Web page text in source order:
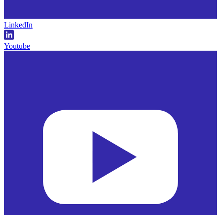
LinkedIn
Youtube